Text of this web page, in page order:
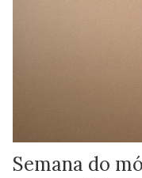
Semana do